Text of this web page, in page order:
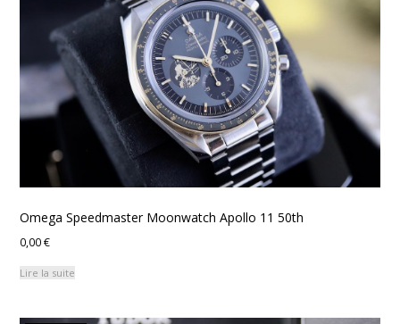
Omega Speedmaster Moonwatch Apollo 11 50th
0,00€
Lire la suite